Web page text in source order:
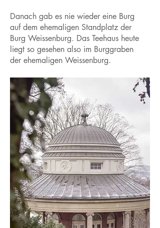
Danach gab es nie wieder eine Burg
auf dem ehemaligen Standplatz der
Burg Weissenburg. Das Teehaus heute
liegt so gesehen also im Burggraben
der ehemaligen Weissenburg.